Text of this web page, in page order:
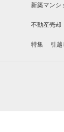
新築マンシ
不動産売却
特集 引越